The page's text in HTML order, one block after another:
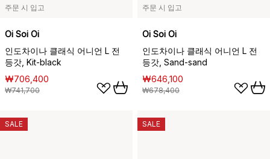
주문 시 입고
Oi Soi Oi
인도차이나 클래식 어니언 L 전
등갓, Kit-black
₩706,400
₩741,700
주문 시 입고
Oi Soi Oi
인도차이나 클래식 어니언 L 전
등갓, Sand-sand
₩646,100
₩678,400
SALE SALE